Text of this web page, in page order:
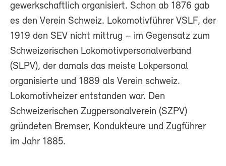
gewerkschaftlich organisiert. Schon ab 1876 gab
es den Verein Schweiz. Lokomotivführer VSLF, der
1919 den SEV nicht mittrug – im Gegensatz zum
Schweizerischen Lokomotivpersonalverband
(SLPV), der damals das meiste Lokpersonal
organisierte und 1889 als Verein schweiz.
Lokomotivheizer entstanden war. Den
Schweizerischen Zugpersonalverein (SZPV)
gründeten Bremser, Kondukteure und Zugführer
im Jahr 1885.